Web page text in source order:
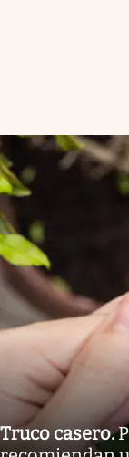
Truco casero.